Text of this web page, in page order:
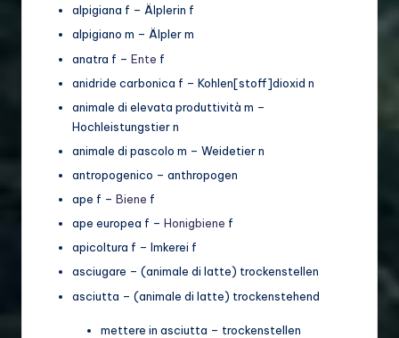
alpigiana f – Älplerin f
alpigiano m – Älpler m
anatra f – Ente f
anidride carbonica f – Kohlen[stoff]dioxid n
animale di elevata produttività m –
Hochleistungstier n
animale di pascolo m – Weidetier n
antropogenico – anthropogen
ape f – Biene f
ape europea f – Honigbiene f
apicoltura f – Imkerei f
asciugare – (animale di latte) trockenstellen
asciutta – (animale di latte) trockenstehend
mettere in asciutta – trockenstellen